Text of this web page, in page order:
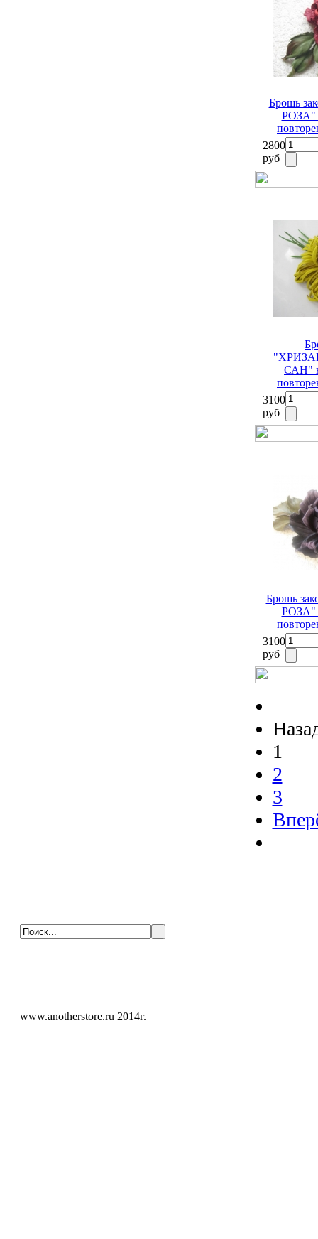
Брошь
РОЗА"
2800
руб
САН"
3100
руб
Брошь
РОЗА"
3100
руб
1
2
3
www.anotherstore.ru 2014г.